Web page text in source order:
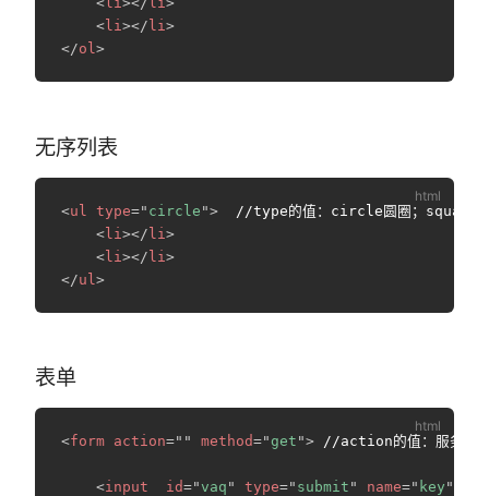
< li></ li>
</ol>
无序列表
<ul type=" circle ">
//type的值：circle圆圈；square
<li ></li >
<li ></li >
</ul >
表单
<form action=" " method="get "> //action的值：服务器地
<input id="vaq " type=" submit " name=" key "